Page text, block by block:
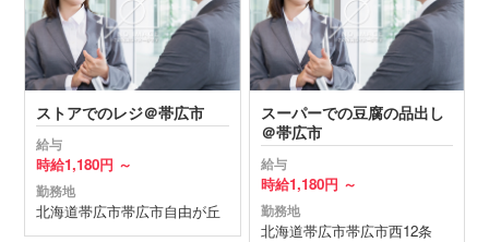
ストアでのレジ＠帯広市
給与
時給1,180円 ～
勤務地
北海道帯広市帯広市自由が丘
スーパーでの豆腐の品出し
＠帯広市
給与
時給1,180円 ～
勤務地
北海道帯広市帯広市西12条